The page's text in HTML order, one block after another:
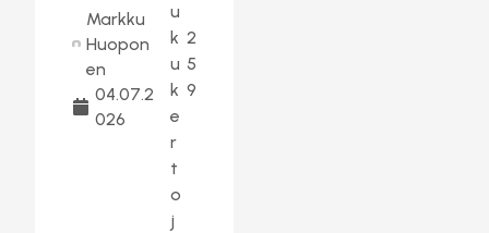
Markku
Huopon
en
04.07.2
026
u
k
u
k
e
r
t
o
j
2
5
9